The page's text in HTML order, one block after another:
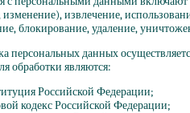
изменение), извлечение,
блокирование, удаление,
персональных данных
обработки являются:
Российской Федерации;
кодекс Российской Федерации;